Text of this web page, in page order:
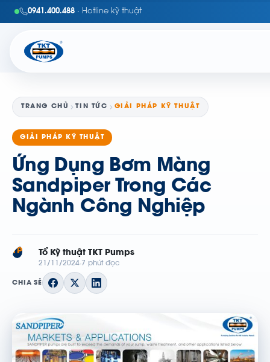
0941.400.488 · Hotline kỹ thuật
TRANG CHỦ TIN TỨC GIẢI PHÁP KỸ THUẬT
GIẢI PHÁP KỸ THUẬT
Ứng Dụng Bơm Màng
Sandpiper Trong Các
Ngành Công Nghiệp
TP Tổ Kỹ thuật TKT Pumps
21/11/2024 7 phút đọc
CHIA SẺ